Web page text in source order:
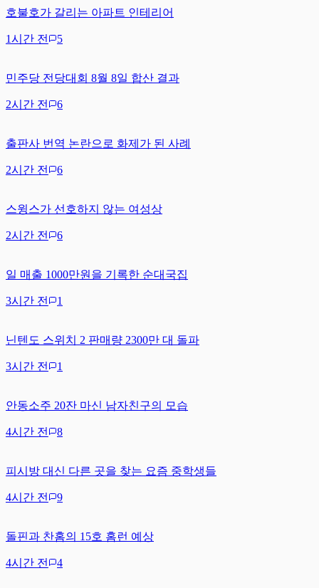
호불호가 갈리는 아파트 인테리어
1시간 전 5
민주당 전당대회 8월 8일 합산 결과
2시간 전 6
출판사 번역 논란으로 화제가 된 사례
2시간 전 6
스윙스가 선호하지 않는 여성상
2시간 전 6
일 매출 1000만원을 기록한 순대국집
3시간 전 1
닌텐도 스위치 2 판매량 2300만 대 돌파
3시간 전 1
안동소주 20잔 마신 남자친구의 모습
4시간 전 8
피시방 대신 다른 곳을 찾는 요즘 중학생들
4시간 전 9
돌핀과 찬홈의 15호 홈런 예상
4시간 전 4